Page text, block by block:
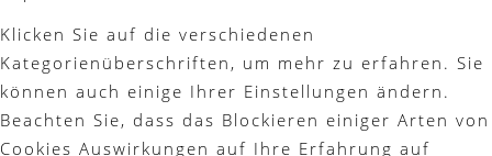
Klicken Sie auf die verschiedenen
Kategorienüberschriften, um mehr zu erfahren. Sie
können auch einige Ihrer Einstellungen ändern.
Beachten Sie, dass das Blockieren einiger Arten von
Cookies Auswirkungen auf Ihre Erfahrung auf